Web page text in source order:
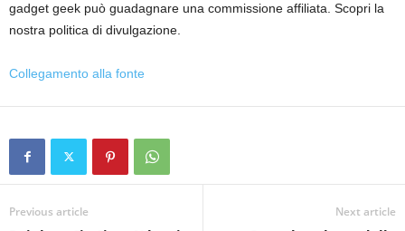
gadget geek può guadagnare una commissione affiliata. Scopri la
nostra politica di divulgazione.
Collegamento alla fonte
Previous article Next article